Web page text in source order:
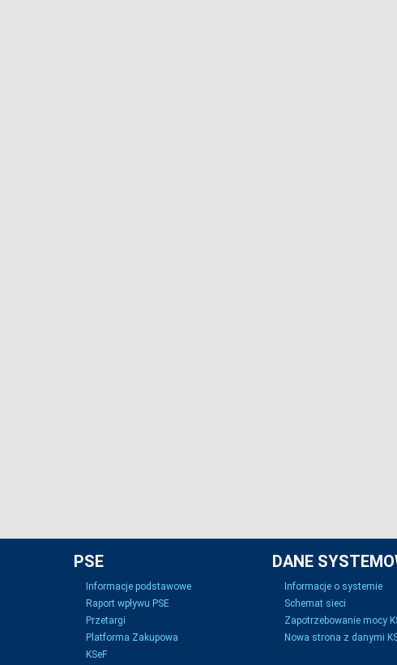
PSE
Informacje podstawowe
Raport wpływu PSE
Przetargi
Platforma Zakupowa
KSeF
DANE
Informacje o systemie
Schemat sieci
Zapotrzebowanie mocy
Nowa strona z danymi